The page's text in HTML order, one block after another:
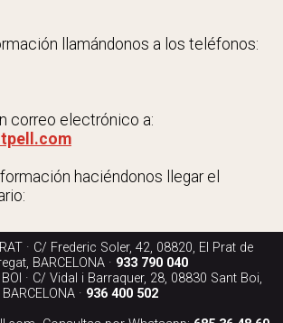
llamándonos a los teléfonos:
correo electrónico a:
haciéndonos llegar el
· C/ Frederic Soler, 42, 08820, El Prat de
BARCELONA · 933 790 040
· C/ Vidal i Barraquer, 28, 08830 Sant Boi,
BARCELONA · 936 400 502